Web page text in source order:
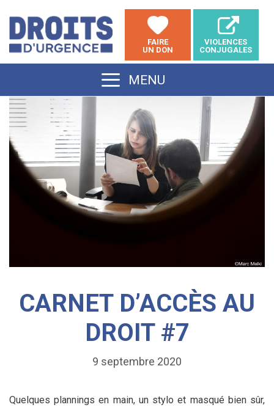
contenu
FAIRE
UN DON
VIOLENCES
CONJUGALES
MENU
CARNET D’ACCÈS AU
DROIT #7
9 septembre 2020
Quelques plannings en main, un stylo et masqué bien sûr,